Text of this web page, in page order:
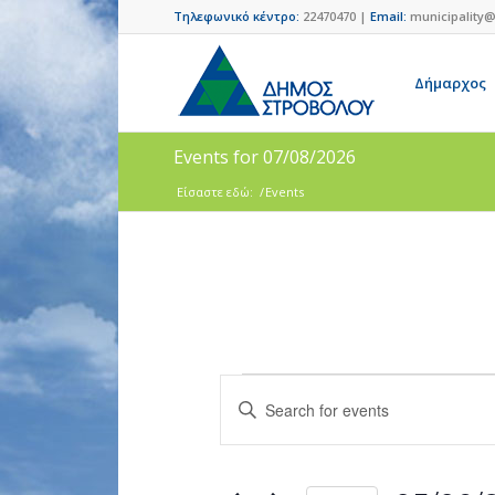
Τηλεφωνικό κέντρο: 22470470 | Email:
Δήμαρχος
Events for 07/08/2026
Είσαστε εδώ: /Events
Events
Search
and
Enter
Keyword.
Search